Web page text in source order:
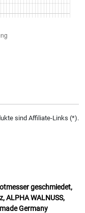
sind Affiliate-Links (*).
geschmiedet,
ALPHA WALNUSS,
Germany